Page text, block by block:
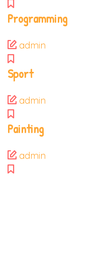
Programming
admin
Sport
admin
Painting
admin